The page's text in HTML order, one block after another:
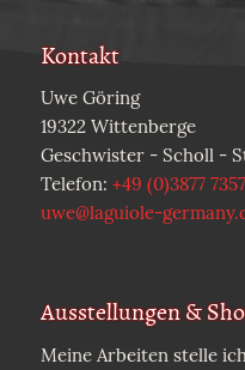
Kontakt
Uwe Göring
19322 Wittenberge
Geschwister - Scholl -
Telefon: +49 (0)3877
uwe@laguiole-
Ausstellungen &
Meine Arbeiten stelle